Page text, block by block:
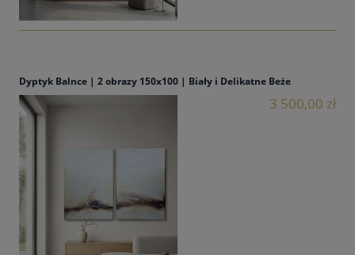
Dyptyk Balnce | 2 obrazy 150x100 | Biały i Delikatne Beże
3 500,00 zł